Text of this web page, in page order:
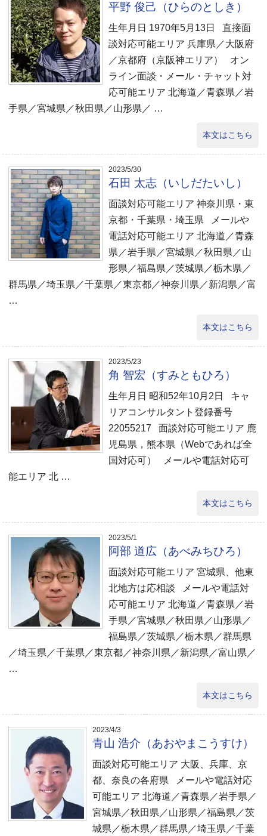
平野 俊己（ひらのとしき）
生年月日 1970年5月13日 直接面
談対応可能エリア 兵庫県／大阪府
／京都府（京阪神エリア） オン
ライン面談・メール・チャット対
応可能エリア 北海道／青森県／岩
手県／宮城県／秋田県／山形県／ …
本文はこちら
2023/5/30
石田 太志（いしだたいし）
面談対応可能エリア 神奈川県・東
京都・千葉県・埼玉県 メールや
電話対応可能エリア 北海道／青森
県／岩手県／宮城県／秋田県／山
形県／福島県／茨城県／栃木県／
群馬県／埼玉県／千葉県／東京都／神奈川県／新潟県／富
…
本文はこちら
2023/5/23
角 智宏（すみともひろ）
生年月日 昭和52年10月2日 キャ
リアコンサルタント登録番号
22055217 面談対応可能エリア 鹿
児島県，熊本県（Webであれば全
国対応可） メールや電話対応可
能エリア 北 …
本文はこちら
2023/5/1
阿部 道広（あべみちひろ）
面談対応可能エリア 宮城県、他東
北地方は応相談 メールや電話対
応可能エリア 北海道／青森県／岩
手県／宮城県／秋田県／山形県／
福島県／茨城県／栃木県／群馬県
／埼玉県／千葉県／東京都／神奈川県／新潟県／富山県／
…
本文はこちら
2023/4/3
青山 浩介（あおやまこうすけ）
面談対応可能エリア 大阪、兵庫、京
都、奈良の各府県 メールや電話対応
可能エリア 北海道／青森県／岩手県／
宮城県／秋田県／山形県／福島県／茨
城県／栃木県／群馬県／埼玉県／千葉